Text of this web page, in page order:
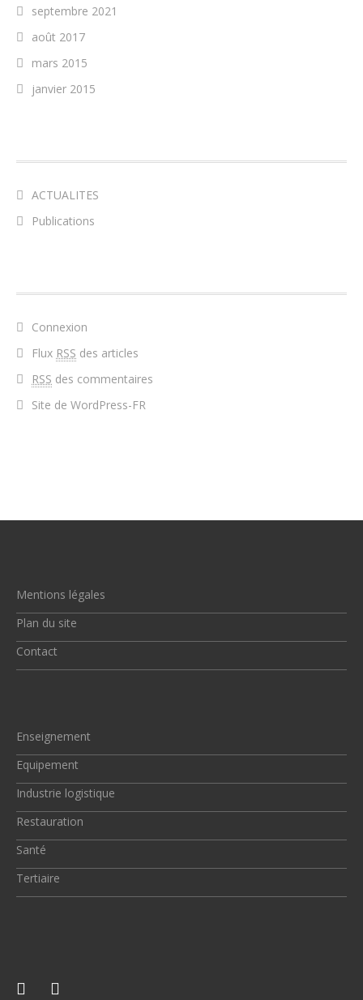
septembre 2021
août 2017
mars 2015
janvier 2015
ACTUALITES
Publications
Connexion
Flux RSS des articles
RSS des commentaires
Site de WordPress-FR
Mentions légales
Plan du site
Contact
Enseignement
Equipement
Industrie logistique
Restauration
Santé
Tertiaire